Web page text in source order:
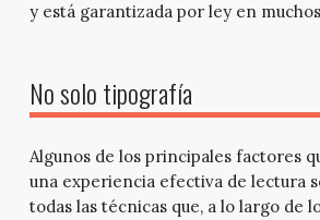
y está garantizada por ley en
No solo tipografía
Algunos de los principales factores
una experiencia efectiva de lectura
todas las técnicas que, a lo largo de